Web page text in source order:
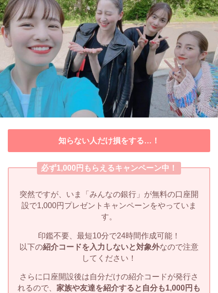
知らない人だけ損をする…！
必ず1,000円もらえるキャンペーン中！
突然ですが、いま「みんなの銀行」が無料の口座開
設で1,000円プレゼントキャンペーンをやっていま
す。
印鑑不要、最短10分で24時間作成可能！
以下の紹介コードを入力しないと対象外なので注意
してください！
さらに口座開設後は自分だけの紹介コードが発行さ
れるので、 家族や友達を紹介すると自分も1,000円も